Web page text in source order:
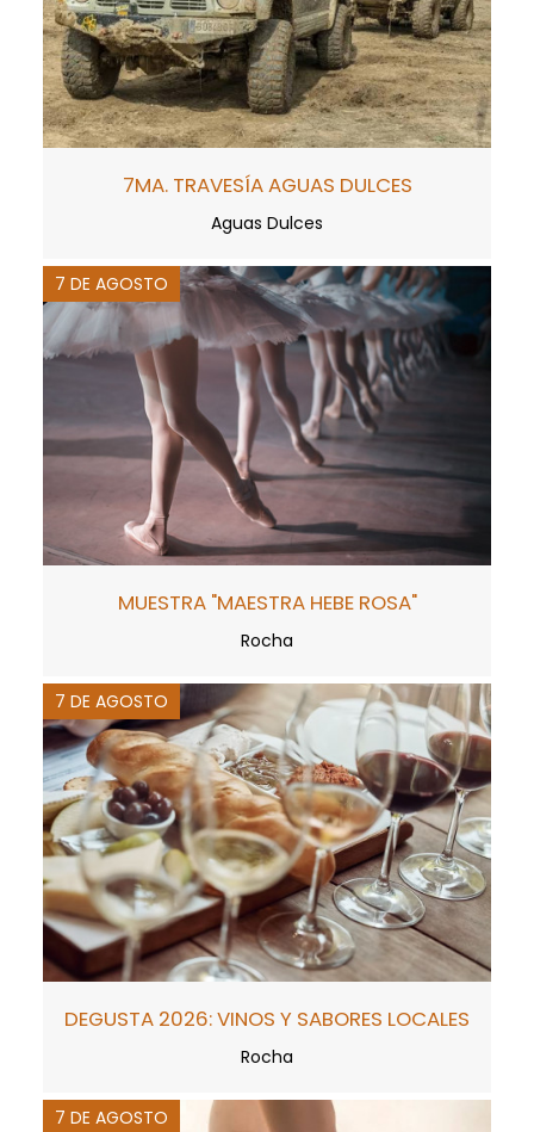
7MA. TRAVESÍA AGUAS DULCES
Aguas Dulces
7 DE AGOSTO
MUESTRA "MAESTRA HEBE ROSA"
Rocha
7 DE AGOSTO
DEGUSTA 2026: VINOS Y SABORES LOCALES
Rocha
7 DE AGOSTO